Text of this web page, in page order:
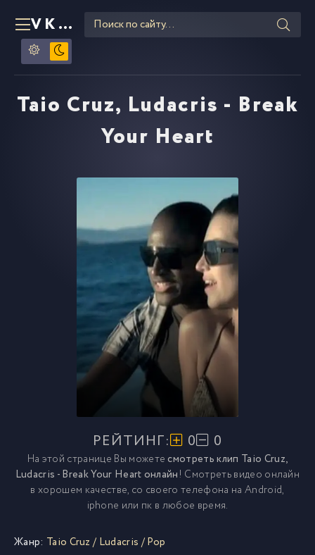
VKLIPE RU
Taio Cruz, Ludacris - Break
Your Heart
РЕЙТИНГ: 0 0
На этой странице Вы можетесмотреть клип Taio Cruz,
Ludacris - Break Your Heart онлайн! Смотреть видео онлайн
в хорошем качестве, со своего телефона на Android,
iphone или пк в любое время.
Жанр: Taio Cruz / Ludacris /Pop